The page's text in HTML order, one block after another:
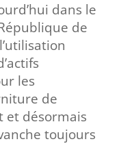
dans le
de
les
de
et désormais
toujours